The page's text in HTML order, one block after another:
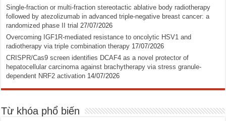
Single-fraction or multi-fraction stereotactic ablative body radiotherapy
followed by atezolizumab in advanced triple-negative breast cancer: a
randomized phase II trial 27/07/2026
Overcoming IGF1R-mediated resistance to oncolytic HSV1 and
radiotherapy via triple combination therapy 17/07/2026
CRISPR/Cas9 screen identifies DCAF4 as a novel protector of
hepatocellular carcinoma against brachytherapy via stress granule-
dependent NRF2 activation 14/07/2026
Từ khóa phổ biến